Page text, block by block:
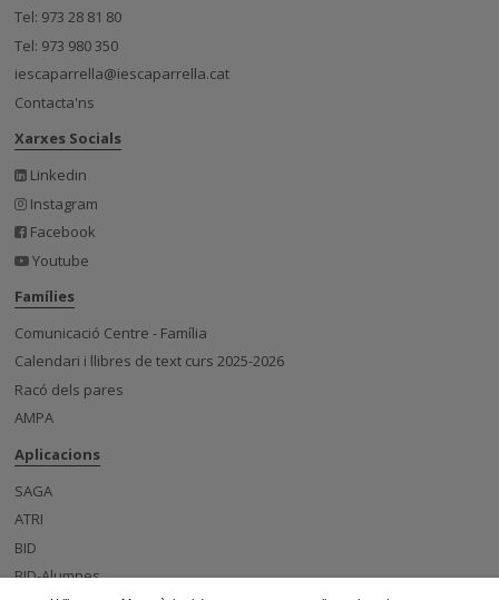
Tel: 973 28 81 80
Tel: 973 980 350
iescaparrella@iescaparrella.cat
Contacta'ns
Xarxes Socials
Linkedin
Instagram
Facebook
Youtube
Famílies
Comunicació Centre - Família
Calendari i llibres de text curs 2025-2026
Racó dels pares
AMPA
Aplicacions
SAGA
ATRI
BID
BID-Alumnes